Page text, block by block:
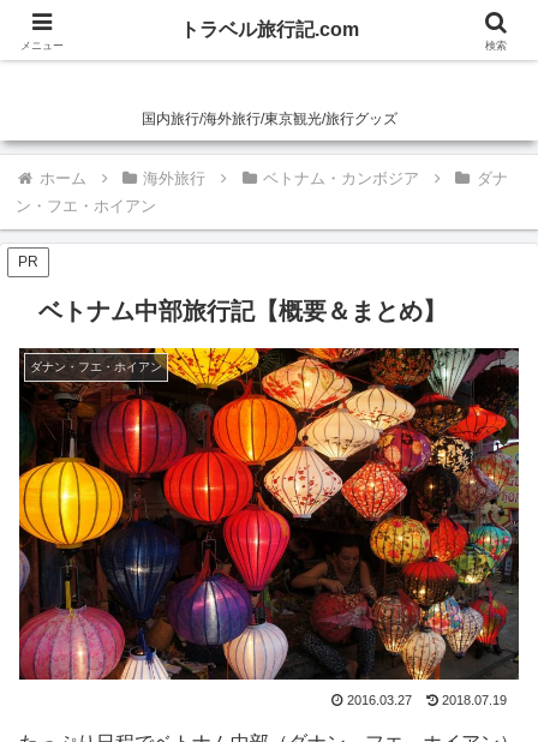
トラベル旅行記.com
国内旅行/海外旅行/東京観光/旅行グッズ
ホーム 海外旅行 ベトナム・カンボジア
ダナ
ン・フエ・ホイアン
PR
ベトナム中部旅行記【概要＆まとめ】
ダナン・フエ・ホイアン
2016.03.27 2018.07.19
メニュー
トラベル旅行記.com
検索